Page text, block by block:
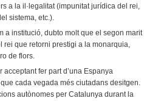
a la il·legalitat (impunitat jurídica del rei,
sistema, etc.).
a institució, dubto molt que el segon marit
rei que retorni prestigi a la monarquia,
de flors.
fer part d’una Espanya
cada vegada més ciutadans desitgen.
autònomes per Catalunya durant la